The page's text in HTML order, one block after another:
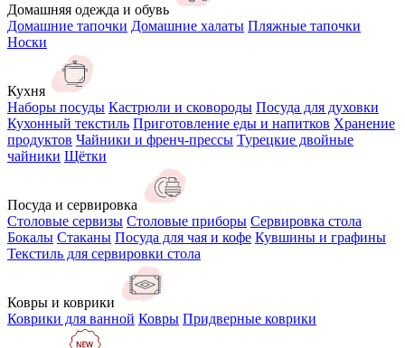
Домашняя одежда и обувь
Домашние тапочки Домашние халаты Пляжные тапочки
Носки
Кухня
Наборы посуды Кастрюли и сковороды Посуда для духовки
Кухонный текстиль Приготовление еды и напитков Хранение
продуктов Чайники и френч-прессы Турецкие двойные
чайники Щётки
Посуда и сервировка
Столовые сервизы Столовые приборы Сервировка стола
Бокалы Стаканы Посуда для чая и кофе Кувшины и графины
Текстиль для сервировки стола
Ковры и коврики
Коврики для ванной Ковры Придверные коврики